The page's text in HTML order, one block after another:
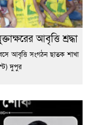
আবৃত্তি শ্রদ্ধা
আবৃত্তি সংগঠন ছাতক শাখা
দুপুর